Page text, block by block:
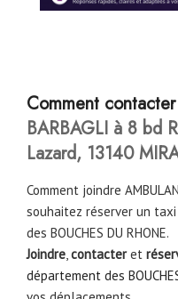
Comment contacter
BARBAGLI à 8 bd
Lazard, 13140
Comment joindre
souhaitez réserver un
des BOUCHES DU RHONE.
Joindre,contacteret
département des